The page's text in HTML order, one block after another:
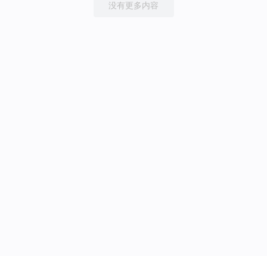
没有更多内容